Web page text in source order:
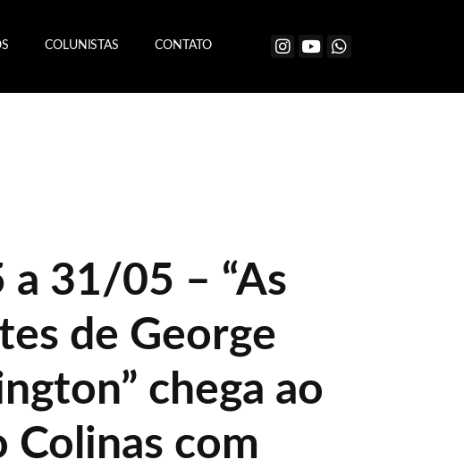
COLUNISTAS CONTATO
31/05 – “As
de George
chega ao
Colinas com